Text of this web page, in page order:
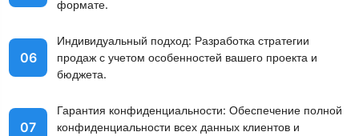
формате.
06
Индивидуальный подход: Разработка стратегии
продаж с учетом особенностей вашего проекта и
бюджета.
07
Гарантия конфиденциальности: Обеспечение полной
конфиденциальности всех данных клиентов и